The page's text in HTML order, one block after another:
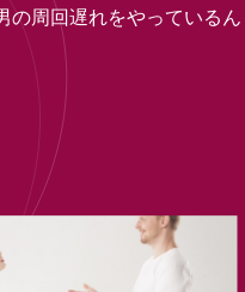
の周回遅れをやっているん